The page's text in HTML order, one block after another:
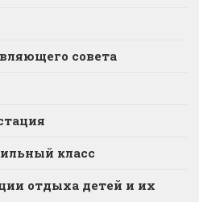
совета
класс
отдыха детей и их